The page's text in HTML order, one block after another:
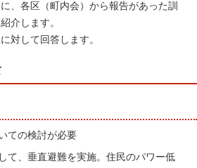
、各区（町内会）から報告があった訓
介します。
対して回答します。
ての検討が必要
て、垂直避難を実施。住民のパワー低